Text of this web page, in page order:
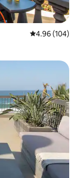
從 104 則評價
4.96 (104)